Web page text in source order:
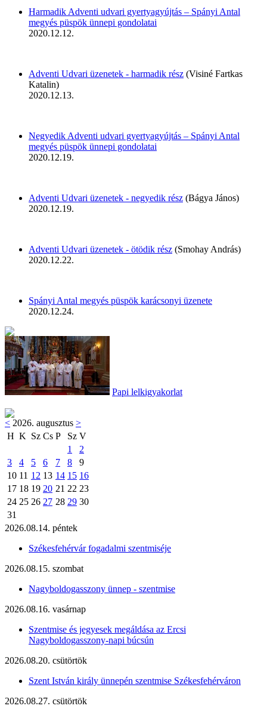
Harmadik Adventi udvari gyertyagyújtás – Spányi Antal
megyés püspök ünnepi gondolatai
2020.12.12.
Adventi Udvari üzenetek - harmadik rész (Visiné Fartkas
Katalin)
2020.12.13.
Negyedik Adventi udvari gyertyagyújtás – Spányi Antal
megyés püspök ünnepi gondolatai
2020.12.19.
Adventi Udvari üzenetek - negyedik rész (Bágya János)
2020.12.19.
Adventi Udvari üzenetek - ötödik rész (Smohay András)
2020.12.22.
Spányi Antal megyés püspök karácsonyi üzenete
2020.12.24.
Papi lelkigyakorlat
< 2026. augusztus >
H K Sz Cs P Sz V
1
2
3
4 5 6 7 8
9
10 11 12 13 14 15 16
17 18 19 20 21 22 23
24 25 26 27 28 29 30
31
2026.08.14. péntek
Székesfehérvár fogadalmi szentmiséje
2026.08.15. szombat
Nagyboldogasszony ünnep - szentmise
2026.08.16. vasárnap
Szentmise és jegyesek megáldása az Ercsi
Nagyboldogasszony-napi búcsún
2026.08.20. csütörtök
Szent István király ünnepén szentmise Székesfehérváron
2026.08.27. csütörtök